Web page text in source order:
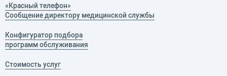
«Красный телефон»
Сообщение директору медицинской службы
Конфигуратор подбора
программ обслуживания
Стоимость услуг